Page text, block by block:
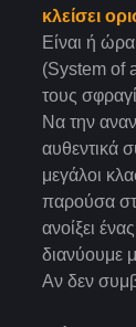
κλείσει
Είναι ή
(System of
τους
Να την
αυθεντικά
μεγάλοι
παρούσα
ανοίξει
διανύουμε
Αν δεν